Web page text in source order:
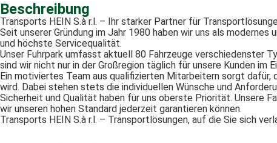
Beschreibung
Transports HEIN S.à r.l. – Ihr starker Partner für
Seit unserer Gründung im Jahr 1980 haben wir uns als
und höchste Servicequalität.
Unser Fuhrpark umfasst aktuell 80 Fahrzeuge verschiedenster
sind wir nicht nur in der Großregion täglich für unsere Kunden
Ein motiviertes Team aus qualifizierten Mitarbeitern sorgt
wird. Dabei stehen stets die individuellen Wünsche und
Sicherheit und Qualität haben für uns oberste Priorität. Unsere
wir unseren hohen Standard jederzeit garantieren können.
Transports HEIN S.à r.l. – Transportlösungen, auf die Sie sich